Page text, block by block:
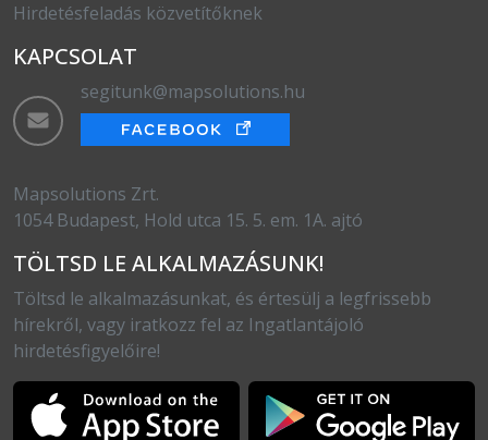
Hirdetésfeladás közvetítőknek
KAPCSOLAT
segitunk@mapsolutions.hu
Mapsolutions Zrt.
1054 Budapest, Hold utca 15. 5. em. 1A. ajtó
TÖLTSD LE ALKALMAZÁSUNK!
Töltsd le alkalmazásunkat, és értesülj a legfrissebb
hírekről, vagy iratkozz fel az Ingatlantájoló
hirdetésfigyelőire!